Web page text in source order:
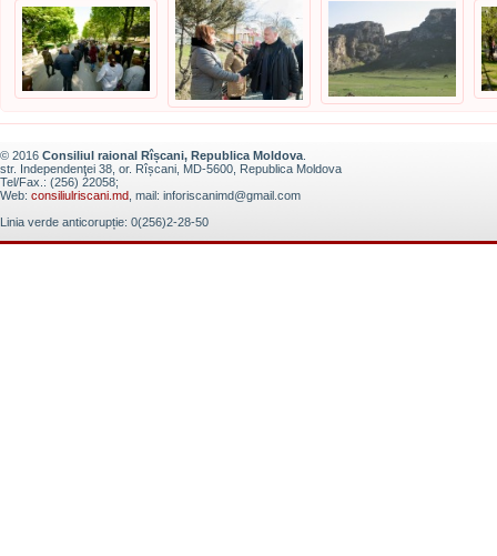
© 2016 Consiliul raional Rîșcani, Republica Moldova
str. Independenţei 38, or. Rîșcani, MD-5600, Republica Moldova
Tel/Fax.: (256) 22058;
Web: consiliulriscani.md , mail: inforiscanimd@gmail.com
Linia verde anticorupție: 0(256)2-28-50